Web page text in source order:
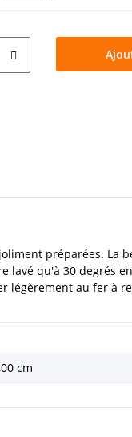
préparées. La
lavé qu'à 30 degrés
légèrement au fer à
cm